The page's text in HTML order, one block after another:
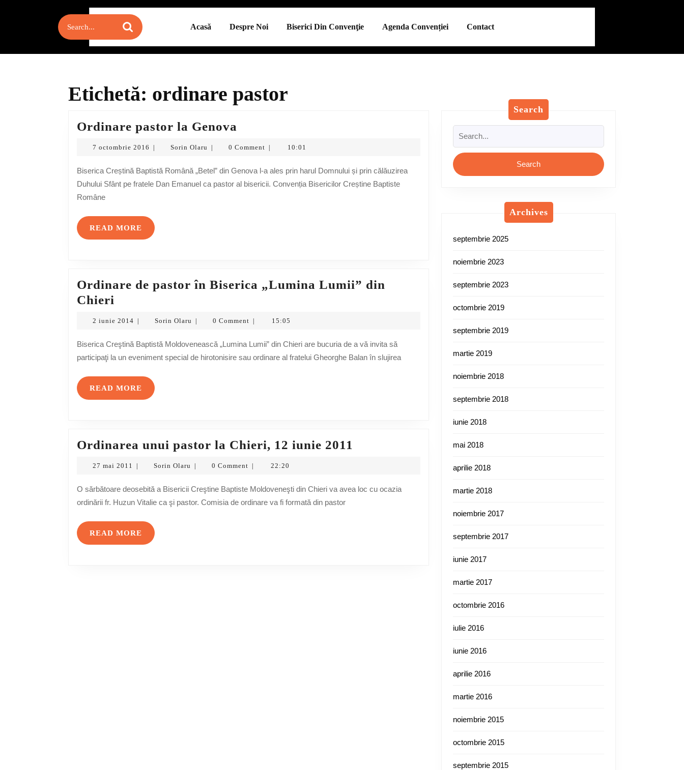
Acasă Despre Noi Biserici Din Convenţie Agenda Convenției Contact
Etichetă: ordinare pastor
Ordinare pastor la Genova
Genova
7 octombrie 2016
2016
Sorin Olaru Sorin
0 Comment 10:01
Biserica Creștină Baptistă Română „Betel” din Genova l-a ales prin harul Domnului și prin călăuzirea
Duhului Sfânt pe fratele Dan Emanuel ca pastor al bisericii. Convenția Bisericilor Creștine Baptiste
Române
READ MORE READ
MORE
Ordinare de pastor în Biserica „Lumina Lumii” din
Chieri
în
Biserica
„Lumina
Lumii”
2 iunie 2014
2014
Sorin Olaru Sorin
0 Comment 15:05
Biserica Creştină Baptistă Moldovenească „Lumina Lumii” din Chieri are bucuria de a vă invita să
participaţi la un eveniment special de hirotonisire sau ordinare al fratelui Gheorghe Balan în slujirea
READ MORE READ
MORE
Ordinarea unui pastor la Chieri, 12 iunie 2011
la
27 mai 2011 27
2011
Sorin Olaru Sorin
0 Comment 22:20
O sărbătoare deosebită a Bisericii Creştine Baptiste Moldoveneşti din Chieri va avea loc cu ocazia
ordinării fr. Huzun Vitalie ca şi pastor. Comisia de ordinare va fi formată din pastor
READ MORE READ
MORE
Search
for:
Archives
septembrie 2025
noiembrie 2023
septembrie 2023
octombrie 2019
septembrie 2019
martie 2019
noiembrie 2018
septembrie 2018
iunie 2018
mai 2018
aprilie 2018
martie 2018
noiembrie 2017
septembrie 2017
iunie 2017
martie 2017
octombrie 2016
iulie 2016
iunie 2016
aprilie 2016
martie 2016
noiembrie 2015
octombrie 2015
septembrie 2015